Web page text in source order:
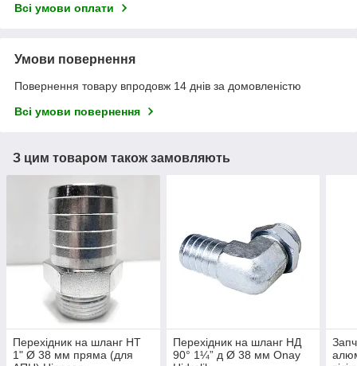
Всі умови оплати
Умови повернення
Повернення товару впродовж 14 днів за домовленістю
Всі умови повернення
З цим товаром також замовляють
Перехідник на шланг НТ
1" Ø 38 мм пряма (для
Перехідник на шланг НД
90° 1¼” д Ø 38 мм Onay